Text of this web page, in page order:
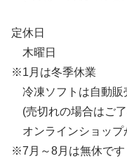
定休日
木曜日
※1月は冬季休業
冷凍ソフトは自動販
(売切れの場合はご
オンラインショップ
※7月～8月は無休です